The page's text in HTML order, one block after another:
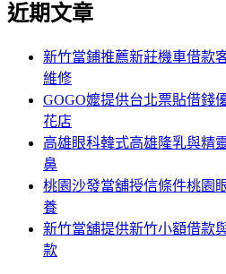
近期文章
新竹當鋪推薦新莊機車借款
維修
GOGO嬤提供台北票貼借錢
花店
高雄眼科韓式高雄隆乳與精
鼻
桃園沙發當舖授信條件桃園
養
新竹當舖提供新竹小額借款
款